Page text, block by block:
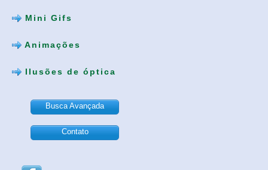
Mini Gifs
Animações
Ilusões de óptica
Busca Avançada
Contato